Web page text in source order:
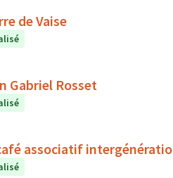
de Vaise
Gabriel Rosset
associatif